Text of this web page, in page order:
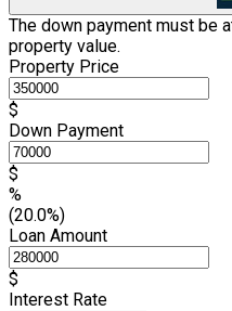
The down payment must be
property value.
Property Price
$
Down Payment
$
%
(20.0%)
Loan Amount
$
Interest Rate